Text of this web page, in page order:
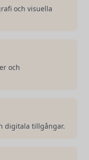
och visuella
och
digitala tillgångar.